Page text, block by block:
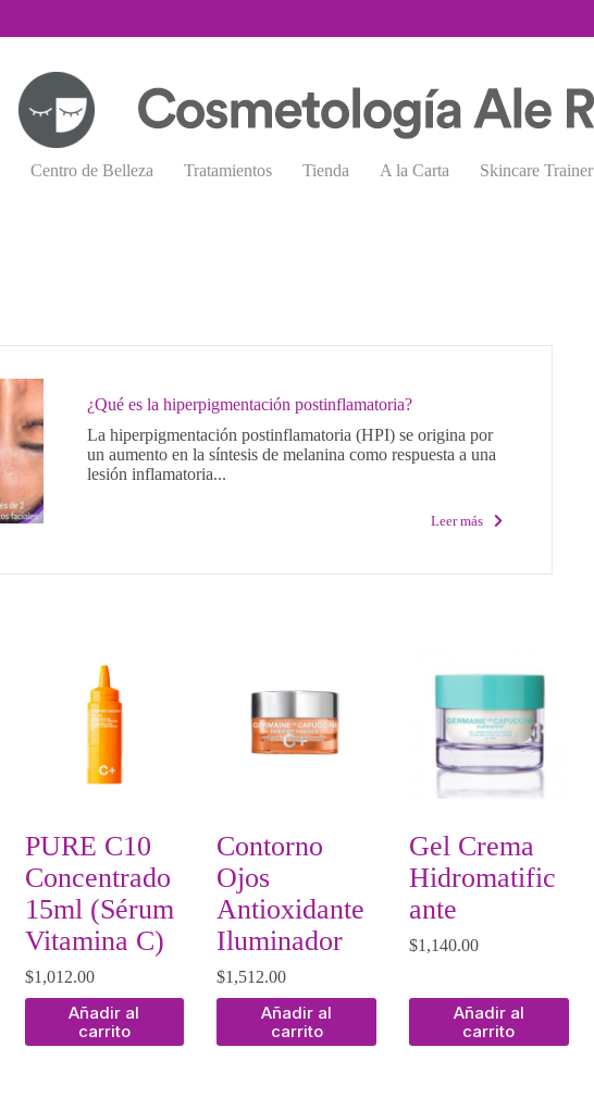
Centro de Belleza Tratamientos Tienda A la Carta Skincare Trainer
¿Qué es la hiperpigmentación postinflamatoria?
La hiperpigmentación postinflamatoria (HPI) se origina por
un aumento en la síntesis de melanina como respuesta a una
lesión inflamatoria...
Leer más
PURE C10
Concentrado
15ml (Sérum
Vitamina C)
$1,012.00
Añadir al
carrito
Contorno
Ojos
Antioxidante
Iluminador
$1,512.00
Añadir al
carrito
Gel Crema
Hidromatific
ante
$1,140.00
Añadir al
carrito